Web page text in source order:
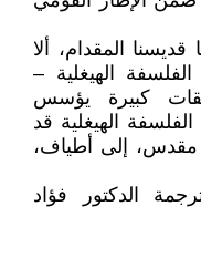
المقدام، ألا
الهيغلية –
كبيرة يؤسس
الهيغلية قد
مقدس، إلى أطياف،
الدكتور فؤاد